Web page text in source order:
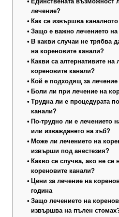
Единствената възможност
лечение?
Как се извършва
Защо е важно лечението на
В какви случаи не трябва
на кореновите канали?
Какви са алтернативите на
кореновите канали?
Кой е подходящ за
Боли ли при лечение на
Трудна ли е процедурата
канали?
По-трудно ли е лечението
или изваждането на зъб?
Може ли лечението на
извърши под анестезия?
Какво се случва, ако не се
кореновите канали?
Цени за лечение на
година
Защо лечението на
извършва на пълен